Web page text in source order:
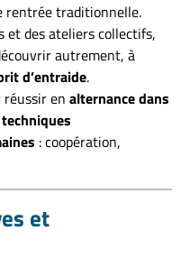
rentrée traditionnelle.
et des ateliers collectifs,
autrement, à
d’entraide.
réussir en alternance dans
: coopération,
et